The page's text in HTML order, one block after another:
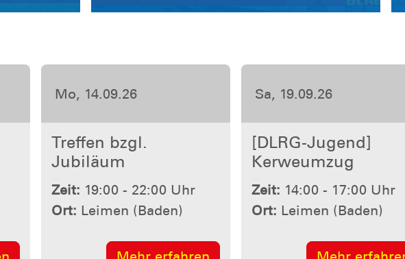
Kürbisschnitzen
Ort:Leimen (Baden)
Mehr erfahren
Ausbildung
Ort:Leimen (Baden)
Mehr erfahren